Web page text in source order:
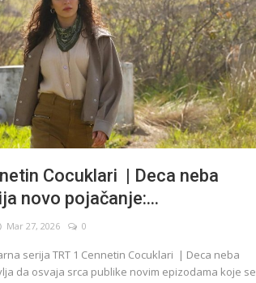
Cocuklari | Deca neba
novo pojačanje:...
Mar 27, 2026 0
serija TRT 1 Cennetin Cocuklari | Deca neba
da osvaja srca publike novim epizodama koje se